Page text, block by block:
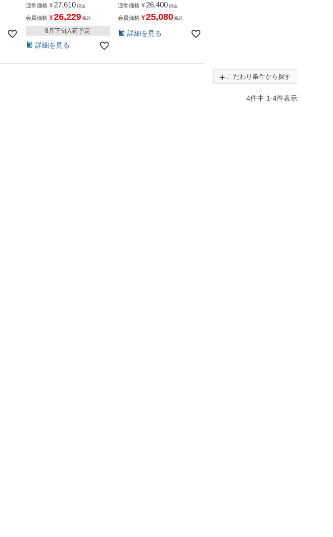
通常価格 ¥ 27,610 税込
会員価格 ¥26,229 税込
8月下旬入荷予定
詳細を見る
通常価格 ¥ 26,400 税込
会員価格 ¥25,080 税込
詳細を見る
こだわり条件から探す
4件中 1-4件表示